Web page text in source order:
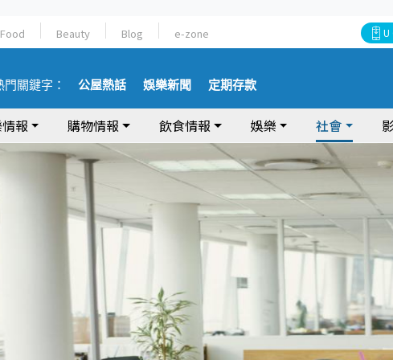
Food Beauty Blog e-zone U
門關鍵字： 公屋熱話 娛樂新聞 定期存款
報 購物情報 飲食情報 娛樂 社會